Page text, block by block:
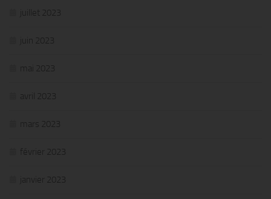
juillet 2023
juin 2023
mai 2023
avril 2023
mars 2023
février 2023
janvier 2023